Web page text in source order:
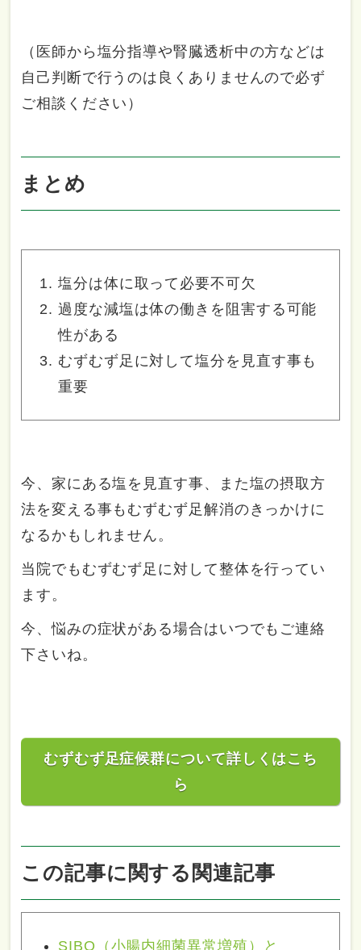
（医師から塩分指導や腎臓透析中の方などは
自己判断で行うのは良くありませんので必ず
ご相談ください）
まとめ
塩分は体に取って必要不可欠
過度な減塩は体の働きを阻害する可能
性がある
むずむず足に対して塩分を見直す事も
重要
今、家にある塩を見直す事、また塩の摂取方
法を変える事もむずむず足解消のきっかけに
なるかもしれません。
当院でもむずむず足に対して整体を行ってい
ます。
今、悩みの症状がある場合はいつでもご連絡
下さいね。
むずむず足症候群について詳しくはこち
ら
この記事に関する関連記事
SIBO（小腸内細菌異常増殖）と